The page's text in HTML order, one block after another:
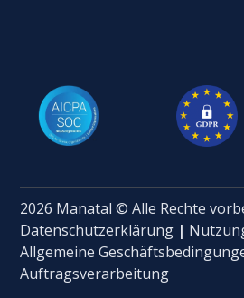
2026 Manatal © Alle Rechte
Datenschutzerklärung |
Allgemeine
Auftragsverarbeitung